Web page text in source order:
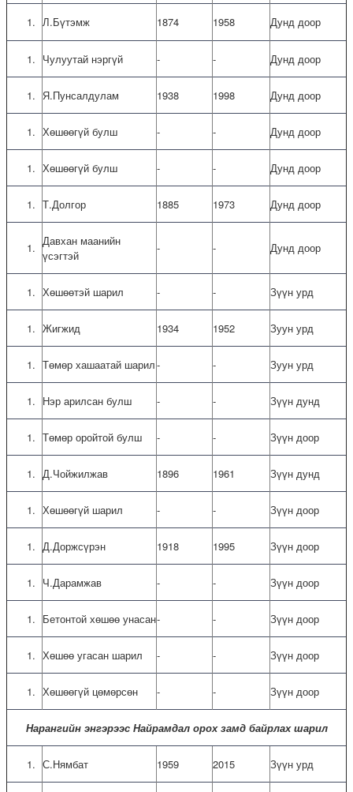
Л.Бүтэмж 1874 1958 Дунд доор
Чулуутай нэргүй - - Дунд доор
Я.Пунсалдулам 1938 1998 Дунд доор
Хөшөөгүй булш - - Дунд доор
Хөшөөгүй булш - - Дунд доор
Т.Долгор 1885 1973 Дунд доор
Давхан маанийн
үсэгтэй
- - Дунд доор
Хөшөөтэй шарил - - Зүүн урд
Жигжид 1934 1952 Зуун урд
Төмөр хашаатай шарил- - Зуун урд
Нэр арилсан булш - - Зүүн дунд
Төмөр оройтой булш - - Зүүн доор
Д.Чойжилжав 1896 1961 Зүүн дунд
Хөшөөгүй шарил - - Зүүн доор
Д.Доржсүрэн 1918 1995 Зүүн доор
Ч.Дарамжав - - Зүүн доор
Бетонтой хөшөө унасан- - Зүүн доор
Хөшөө угасан шарил - - Зүүн доор
Хөшөөгүй цөмөрсөн - - Зүүн доор
Нарангийн энгэрээс Найрамдал орох замд байрлах шарил
С.Нямбат 1959 2015 Зүүн урд